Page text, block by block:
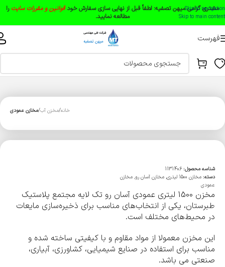
Skip to navigation
Skip to main content
مشتری گرامی میهن تصفیه: لطفاً قبل از نهایی سازی سفارش خودقوانین و مقررات سایت را
مطالعه نمایید.
فهرست
خانه مخزن آب مخازن عمودی
شناسه محصول: 1131406
دسته: مخازن 1500 لیتری , مخازن آسان رو, مخازن
عمودی
مخزن 1500 لیتری عمودی آسان رو تک لایه مجتمع پلاستیک
طبرستان، یکی از انتخاب‌های مناسب برای ذخیره‌سازی مایعات
در محیط‌های مختلف است.
این مخزن معمولا از مواد مقاوم و با کیفیتی ساخته شده و
مناسب برای استفاده در صنایع شیمیایی، کشاورزی، آبیاری،
صنعتی می باشد.